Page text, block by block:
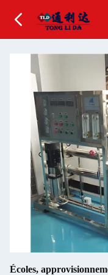
Écoles,